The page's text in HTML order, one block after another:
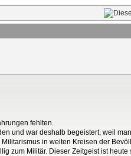
fehlten.
und war deshalb begeistert, weil
in weiten Kreisen der
zum Militär. Dieser Zeitgeist ist heute